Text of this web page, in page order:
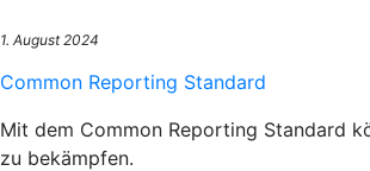
1. August 2024
Common Reporting Standard
Mit dem Common Reporting Standard
zu bekämpfen.